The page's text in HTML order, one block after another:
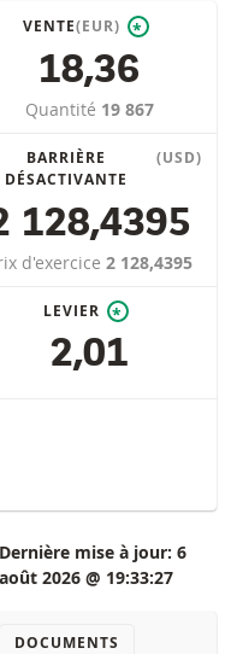
VENTE(EUR) *
18,36
Quantité 19 867
BARRIÈRE
DÉSACTIVANTE
(USD)
128,4395
d'exercice 2 128,4395
LEVIER *
2,01
Dernière mise à jour: 6
août 2026 @ 19:33:27
DOCUMENTS